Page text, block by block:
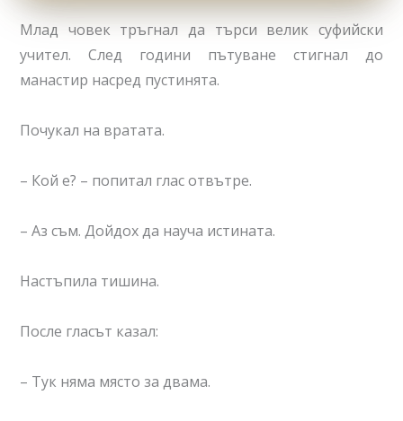
Млад човек тръгнал да търси велик суфийски
учител. След години пътуване стигнал до
манастир насред пустинята.
Почукал на вратата.
– Кой е? – попитал глас отвътре.
– Аз съм. Дойдох да науча истината.
Настъпила тишина.
После гласът казал:
– Тук няма място за двама.